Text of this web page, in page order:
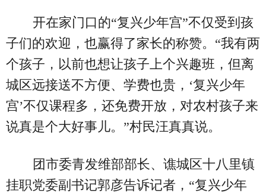
开在家门口的“复兴少年宫”不仅受到孩
子们的欢迎，也赢得了家长的称赞。“我有两
个孩子，以前也想让孩子上个兴趣班，但离
城区远接送不方便、学费也贵，‘复兴少年
宫’不仅课程多，还免费开放，对农村孩子来
说真是个大好事儿。”村民汪真真说。
团市委青发维部部长、谯城区十八里镇
挂职党委副书记郭彦告诉记者，“复兴少年